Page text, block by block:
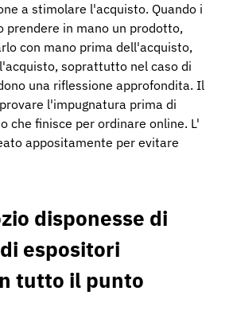
a stimolare l'acquisto. Quando i
prendere in mano un prodotto,
con mano prima dell'acquisto,
soprattutto nel caso di
una riflessione approfondita. Il
l'impugnatura prima di
che finisce per ordinare online. L'
appositamente per evitare
disponesse di
espositori
tutto il punto